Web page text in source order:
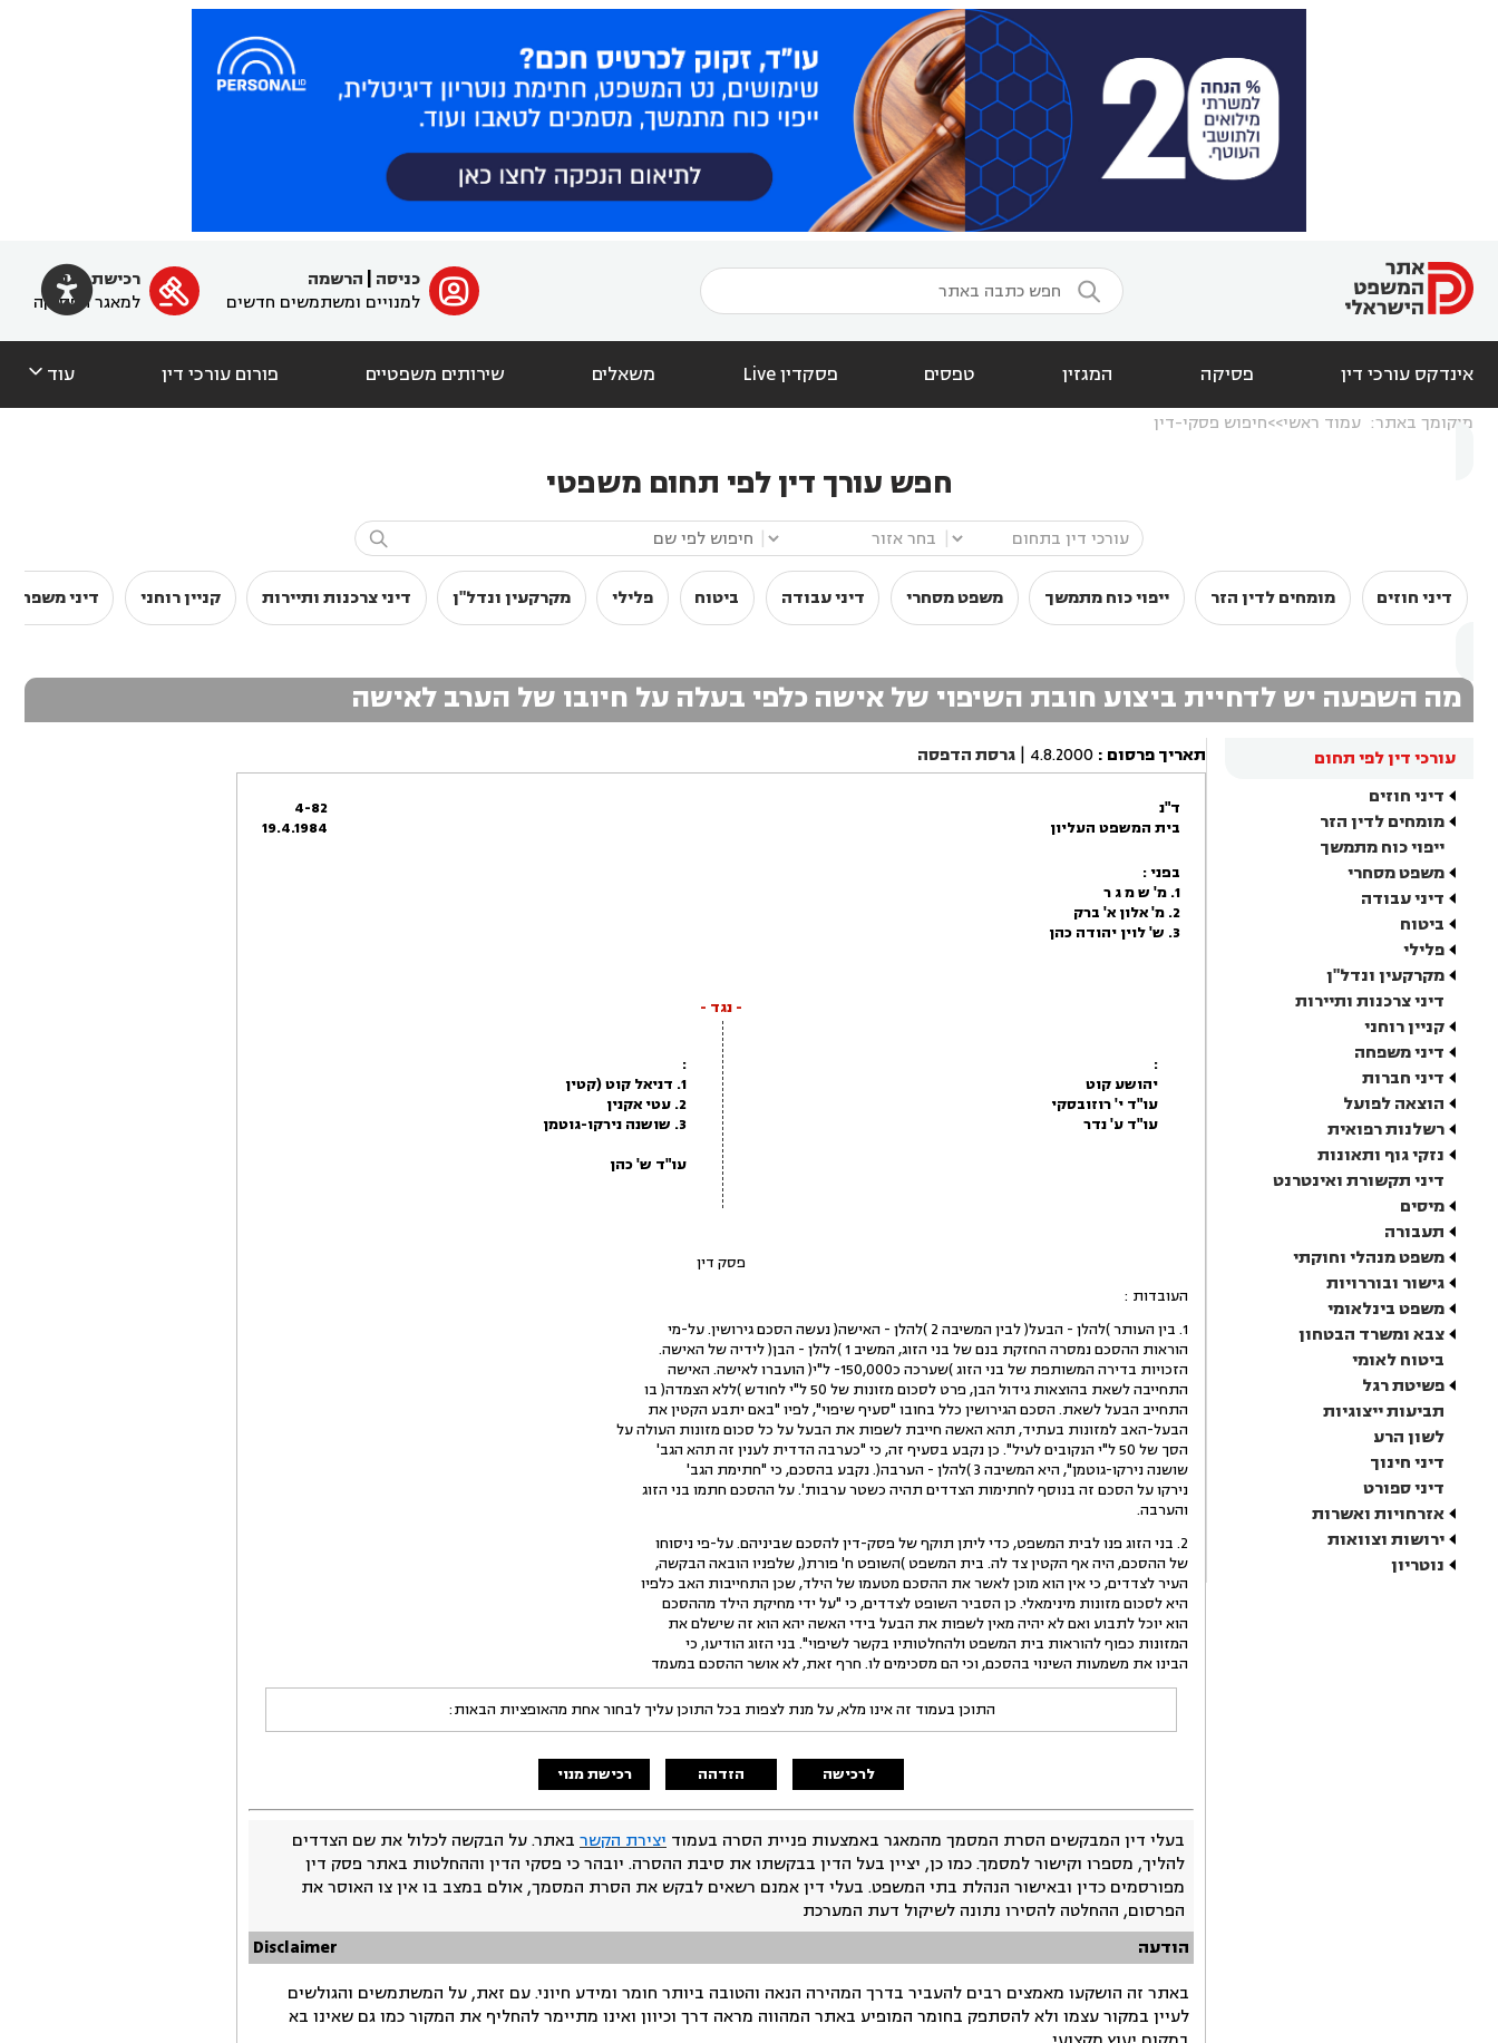
  ﱐ כניסה
הרשמה
למנויים ומשתמשים חדשים

רכישת מנוי
למאגר הפסיקה
אינדקס עורכי דין פסיקה המגזין טפסים פסקדין Live משאלים שירותים משפטיים פורום עורכי דין עוד 
מיקומך באתר: עמוד ראשי חיפוש פסקי-דין
חפש עורך דין לפי תחום משפטי

דיני חוזים מומחים לדין הזר ייפוי כוח מתמשך משפט מסחרי דיני עבודה ביטוח פלילי מקרקעין ונדל"ן דיני צרכנות ותיירות קניין רוחני דיני משפחה
מה השפעה יש לדחיית ביצוע חובת השיפוי של אישה כלפי בעלה על חיובו של הערב לאישה
עורכי דין לפי תחום
דיני חוזים
מומחים לדין הזר
ייפוי כוח מתמשך
משפט מסחרי
דיני עבודה
ביטוח
פלילי
מקרקעין ונדל"ן
דיני צרכנות ותיירות
קניין רוחני
דיני משפחה
דיני חברות
הוצאה לפועל
רשלנות רפואית
נזקי גוף ותאונות
דיני תקשורת ואינטרנט
מיסים
תעבורה
משפט מנהלי וחוקתי
גישור ובוררויות
משפט בינלאומי
צבא ומשרד הבטחון
ביטוח לאומי
פשיטת רגל
תביעות ייצוגיות
לשון הרע
דיני חינוך
דיני ספורט
אזרחויות ואשרות
ירושות וצוואות
נוטריון
תאריך פרסום :
4.8.2000
| גרסת הדפסה
ד"נ
בית המשפט העליון
4-82
19.4.1984
בפני :
1. מ' ש מ ג ר
2. מ' אלון א' ברק
3. ש' לוין יהודה כהן
- נגד -
:
יהושע קוט
עו"ד י' רוזובסקי
עו"ד ע' נדר
:
1. דניאל קוט (קטין
2. עטי אקנין
3. שושנה נירקו-גוטמן
עו"ד ש' כהן
פסק דין
העובדות :
1. בין העותר )להלן - הבעל( לבין המשיבה 2 )להלן - האישה( נעשה הסכם גירושין. על-מי
הוראות ההסכם נמסרה החזקת בנם של בני הזוג, המשיב 1 )להלן - הבן( לידיה של האישה.
הזכויות בדירה המשותפת של בני הזוג )שערכה כ150,000- ל"י( הועברו לאישה. האישה
התחייבה לשאת בהוצאות גידול הבן, פרט לסכום מזונות של 50 ל"י לחודש )ללא הצמדה( בו
התחייב הבעל לשאת. הסכם הגירושין כלל בחובו "סעיף שיפוי", לפיו "באם יתבע הקטין את
הבעל-האב למזונות בעתיד, תהא האשה חייבת לשפות את הבעל על כל סכום מזונות העולה על
הסך של 50 ל"י הנקובים לעיל". כן נקבע בסעיף זה, כי "כערבה הדדית לענין זה תהא הגב'
שושנה נירקו-גוטמן", היא המשיבה 3 )להלן - הערבה(. נקבע בהסכם, כי "חתימת הגב'
נירקו על הסכם זה בנוסף לחתימות הצדדים תהיה כשטר ערבות'. על ההסכם חתמו בני הזוג
והערבה.
2. בני הזוג פנו לבית המשפט, כדי ליתן תוקף של פסק-דין להסכם שביניהם. על-פי ניסוחו
של ההסכם, היה אף הקטין צד לה. בית המשפט )השופט ח' פורת(, שלפניו הובאה הבקשה,
העיר לצדדים, כי אין הוא מוכן לאשר את ההסכם מטעמו של הילד, שכן התחייבות האב כלפיו
היא לסכום מזונות מינימאלי. כן הסביר השופט לצדדים, כי "על ידי מחיקת הילד מההסכם
הוא יוכל לתבוע ואם לא יהיה מאין לשפות את הבעל בידי האשה יהא הוא זה שישלם את
המזונות כפוף להוראות בית המשפט ולהחלטותיו בקשר לשיפוי". בני הזוג הודיעו, כי
הבינו את משמעות השינוי בהסכם, וכי הם מסכימים לו. חרף זאת, לא אושר ההסכם במעמד
התוכן בעמוד זה אינו מלא, על מנת לצפות בכל התוכן עליך לבחור אחת מהאופציות הבאות:
לרכישה הזדהה רכישת מנוי
בעלי דין המבקשים הסרת המסמך מהמאגר באמצעות פניית הסרה בעמוד יצירת הקשר באתר. על הבקשה לכלול את שם הצדדים
להליך, מספרו וקישור למסמך. כמו כן, יציין בעל הדין בבקשתו את סיבת ההסרה. יובהר כי פסקי הדין וההחלטות באתר פסק דין
מפורסמים כדין ובאישור הנהלת בתי המשפט. בעלי דין אמנם רשאים לבקש את הסרת המסמך, אולם במצב בו אין צו האוסר את
הפרסום, ההחלטה להסירו נתונה לשיקול דעת המערכת
הודעה
Disclaimer
באתר זה הושקעו מאמצים רבים להעביר בדרך המהירה הנאה והטובה ביותר חומר ומידע חיוני. עם זאת, על המשתמשים והגולשים
לעיין במקור עצמו ולא להסתפק בחומר המופיע באתר המהווה מראה דרך וכיוון ואינו מתיימר להחליף את המקור כמו גם שאינו בא